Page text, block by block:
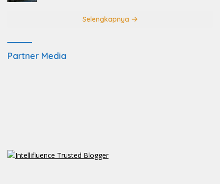
Selengkapnya
Partner Media